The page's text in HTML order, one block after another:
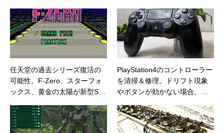
をお願いしたい
解決できるかもしれない
任天堂の過去シリーズ復活の
可能性。F-Zero、スターフォ
ックス、黄金の太陽が新型Swit
PlayStation4のコントローラー
を清掃＆修理。ドリフト現象
やボタンが効かない場合、ま